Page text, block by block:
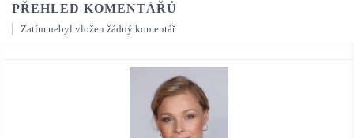
PŘEHLED KOMENTÁŘŮ
Zatím nebyl vložen žádný komentář